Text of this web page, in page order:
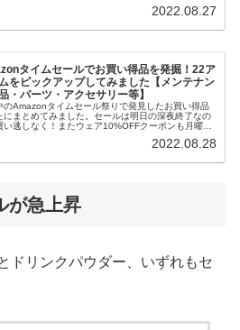
2022.08.27
タイムセールでお買い得品を発掘！22ア
をピックアップしてみました【メンテナン
・パーツ・アクセサリー等】
のAmazonタイムセール祭りで発見したお買い得品
にまとめてみました。セールは明日の深夜終了なの
い逃しなく！またウェア10%OFFクーポンも月曜に
2022.08.28
が急上昇
ドリンクパウダー、いずれもセ